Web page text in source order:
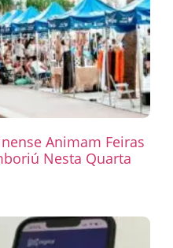
Animam Feiras
Nesta Quarta